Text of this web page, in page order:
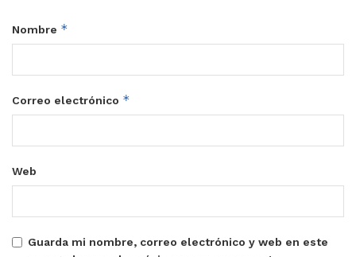
Nombre *
Correo electrónico *
Web
Guarda mi nombre, correo electrónico y web en este